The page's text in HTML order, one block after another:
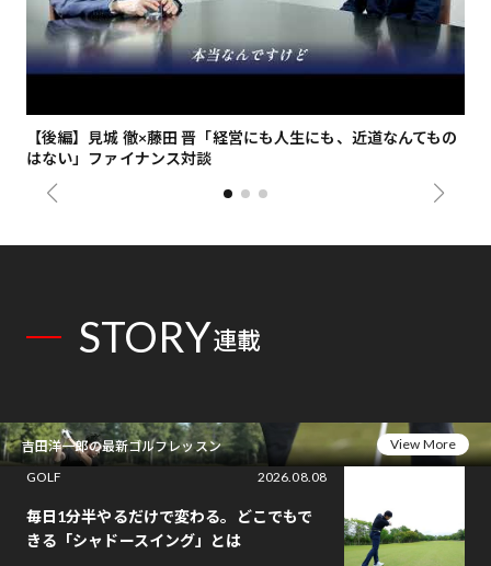
【後編】見城 徹×藤田 晋「経営にも人生にも、近道なんてもの
はない」ファイナンス対談
STORY連載
吉田洋一郎の最新ゴルフレッスン
View More
GOLF
2026.08.08
毎日1分半やるだけで変わる。どこでもで
きる「シャドースイング」とは